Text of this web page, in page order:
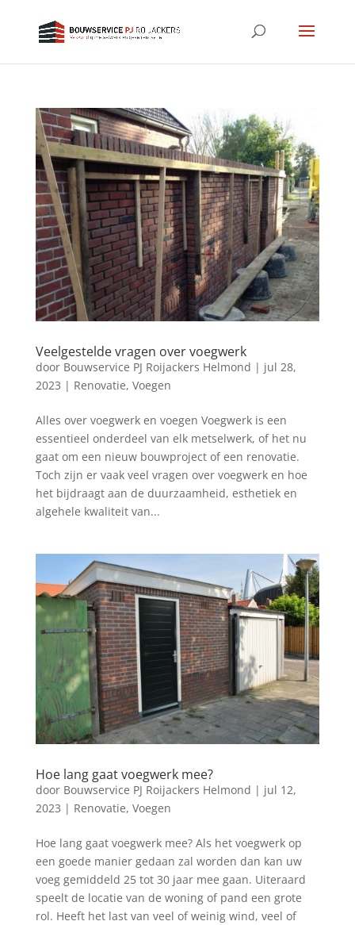
Veelgestelde vragen over voegwerk
door Bouwservice PJ Roijackers Helmond | jul 28,
2023 | Renovatie, Voegen
Alles over voegwerk en voegen Voegwerk is een
essentieel onderdeel van elk metselwerk, of het nu
gaat om een nieuw bouwproject of een renovatie.
Toch zijn er vaak veel vragen over voegwerk en hoe
het bijdraagt aan de duurzaamheid, esthetiek en
algehele kwaliteit van...
Hoe lang gaat voegwerk mee?
door Bouwservice PJ Roijackers Helmond | jul 12,
2023 | Renovatie, Voegen
Hoe lang gaat voegwerk mee? Als het voegwerk op
een goede manier gedaan zal worden dan kan uw
voeg gemiddeld 25 tot 30 jaar mee gaan. Uiteraard
speelt de locatie van de woning of pand een grote
rol. Heeft het last van veel of weinig wind, veel of